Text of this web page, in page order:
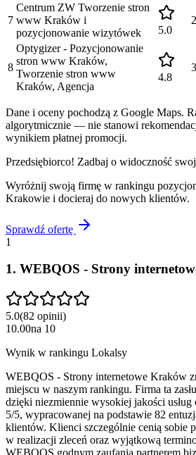
7
Centrum ZW Tworzenie stron
www Kraków i
pozycjonowanie wizytówek
5.0
8
Optygizer - Pozycjonowanie
stron www Kraków,
Tworzenie stron www
Kraków, Agencja
4.8
Dane i oceny pochodzą z Google Maps.
algorytmicznie — nie stanowi
wynikiem płatnej promocji.
Przedsiębiorco! Zadbaj o widoczność
Wyróżnij swoją firmę w rankingu
Krakowie i docieraj do nowych klientów.
Sprawdź ofertę
1
1. WEBQOS - Strony
5.0(82 opinii)
10.00na 10
Wynik w rankingu Lokalsy
WEBQOS - Strony internetowe Kraków
miejscu w naszym rankingu. Firma ta
dzięki niezmiennie wysokiej jakości usług
5/5, wypracowanej na podstawie 82
klientów. Klienci szczególnie cenią sobie
w realizacji zleceń oraz wyjątkową